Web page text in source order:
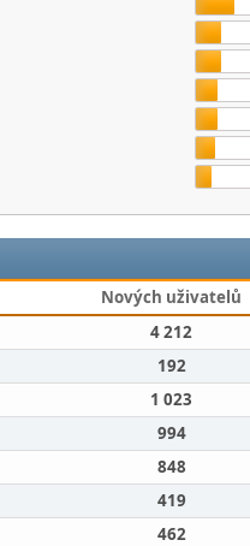
Nových uživatelů
4 212
192
1 023
994
848
419
462